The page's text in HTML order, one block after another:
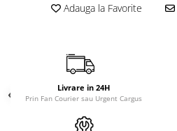
Adauga la Favorite
Livrare in 24H
Prin Fan Courier sau Urgent Cargus